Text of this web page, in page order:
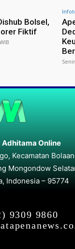
Bolsel,
Fiktif
Adhitama Online
Kecamatan
Mongondow
Indonesia – 95774
9309 9860